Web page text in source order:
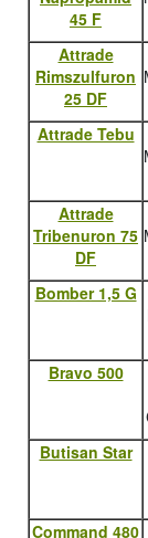
45 F
Attrade
Rimszulfuron
25 DF
Attrade Tebu
Attrade
Tribenuron 75
DF
Bomber 1,5 G
Bravo 500
Butisan Star
Command 480